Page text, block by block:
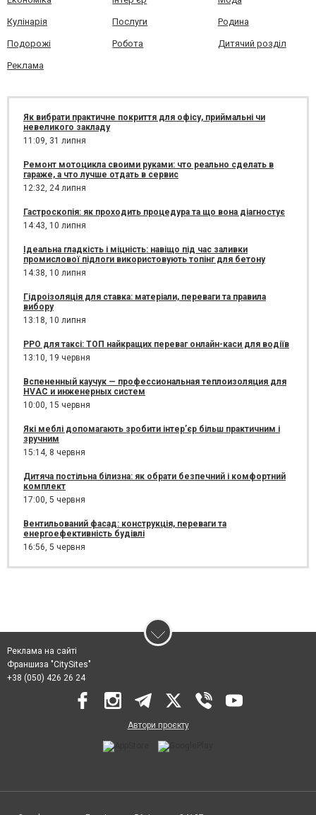
Кулінарія Послуги Родина
Подорожі Робота Дитячий розділ
Реклама
Як вибрати практичне покриття для офісу, приймальні чи
невеликого закладу
11:09, 31 липня
Ремонт мотоцикла своими руками: что реально сделать в
гараже, а что лучше отдать в сервис
12:32, 24 липня
Гастроскопія: як проходить процедура та що вона діагностує
14:43, 10 липня
Ідеальна гладкість і міцність: навіщо під час заливки
промислової підлоги використовують топінг для бетону
14:38, 10 липня
Гідроізоляція для ставка: матеріали, переваги та правила
вибору
13:18, 10 липня
РРО для таксі: ТОП найкращих переваг онлайн-каси для водіїв
13:10, 19 червня
Вспененный каучук — профессиональная теплоизоляция для
HVAC и инженерных систем
10:00, 15 червня
Які меблі допомагають зробити інтер’єр більш практичним і
зручним
15:14, 8 червня
Дитяча постільна білизна: як обрати безпечний і комфортний
комплект
17:00, 5 червня
Вентильований фасад: конструкція, переваги та
енергоефективність будівлі
16:56, 5 червня
Реклама на сайті
Франшиза "CitySites"
+38 (050) 426 26 24
Автори проєкту